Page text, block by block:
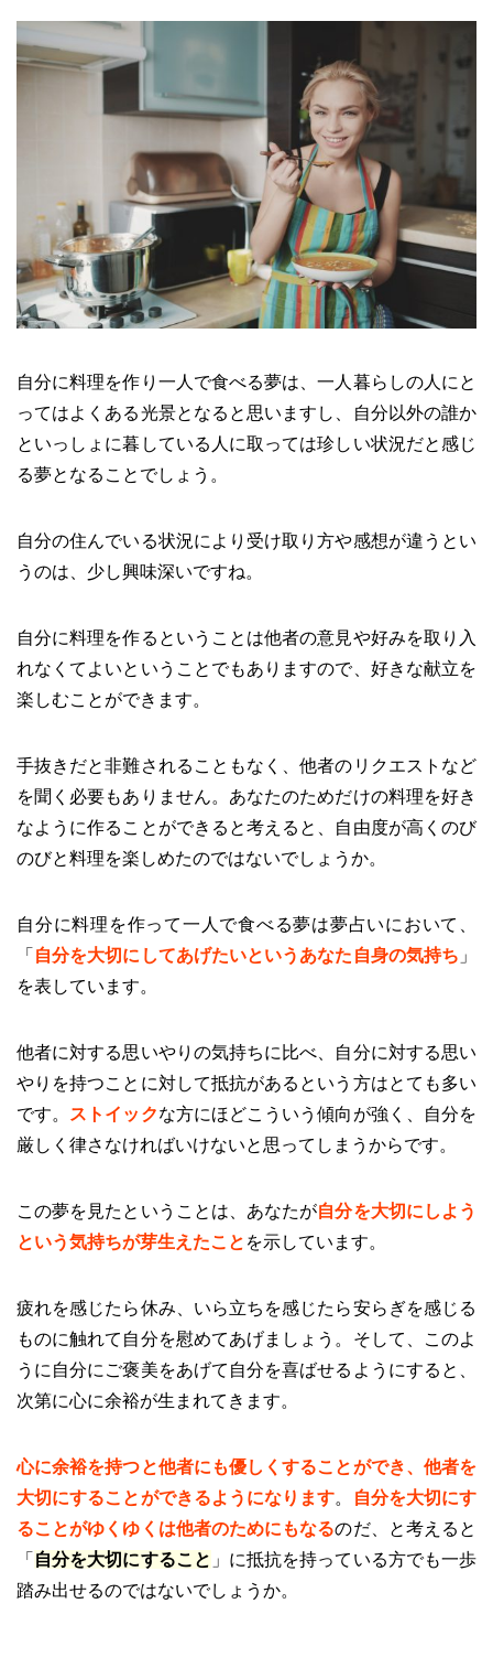
自分に料理を作り一人で食べる夢は、一人暮らしの人にと
ってはよくある光景となると思いますし、自分以外の誰か
といっしょに暮している人に取っては珍しい状況だと感じ
る夢となることでしょう。
自分の住んでいる状況により受け取り方や感想が違うとい
うのは、少し興味深いですね。
自分に料理を作るということは他者の意見や好みを取り入
れなくてよいということでもありますので、好きな献立を
楽しむことができます。
手抜きだと非難されることもなく、他者のリクエストなど
を聞く必要もありません。あなたのためだけの料理を好き
なように作ることができると考えると、自由度が高くのび
のびと料理を楽しめたのではないでしょうか。
自分に料理を作って一人で食べる夢は夢占いにおいて、
「 自分を大切にしてあげたいというあなた自身の気持ち 」
を表しています。
他者に対する思いやりの気持ちに比べ、自分に対する思い
やりを持つことに対して抵抗があるという方はとても多い
です。
ストイックな方にほどこういう傾向が強く、自分を
厳しく律さなければいけないと思ってしまうからです。
この夢を見たということは、あなたが自分を大切にしよう
という気持ちが芽生えたこと を示しています。
疲れを感じたら休み、いら立ちを感じたら安らぎを感じる
ものに触れて自分を慰めてあげましょう。そして、このよ
うに自分にご褒美をあげて自分を喜ばせるようにすると、
次第に心に余裕が生まれてきます。
心に余裕を持つと他者にも優しくすることができ、他者を
大切にすることができるようになります。
自分を大切にす
ることがゆくゆくは他者のためにもなるのだ、と考えると
「 自分を大切にすること 」に抵抗を持っている方でも一歩
踏み出せるのではないでしょうか。